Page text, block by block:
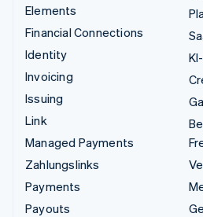
Elements
Financial Connections
Identity
Invoicing
Issuing
Link
Managed Payments
Zahlungslinks
Payments
Payouts